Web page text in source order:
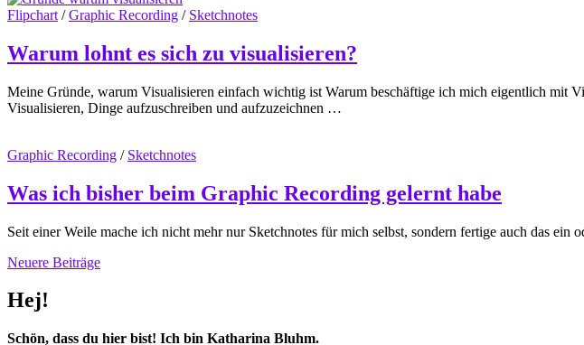
Flipchart /Graphic Recording / Sketchnotes
Warum lohnt es sich zu visualisieren?
Meine Gründe, warum Visualisieren einfach wichtig ist Warum beschäftige ich mich eigentlich mit
Visualisieren, Dinge aufzuschreiben und aufzuzeichnen …
Graphic Recording / Sketchnotes
Was ich bisher beim Graphic Recording gelernt habe
Seit einer Weile mache ich nicht mehr nur Sketchnotes für mich selbst, sondern fertige auch das
Beitragsnavigation
Neuere Beiträge
Hej!
Schön, dass du hier bist! Ich bin Katharina Bluhm.